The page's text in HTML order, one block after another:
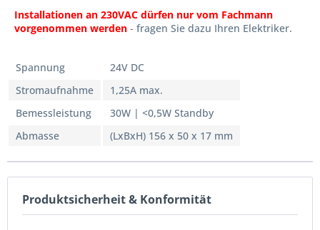
Installationen an 230VAC dürfen nur vom Fachmann
vorgenommen werden - fragen Sie dazu Ihren Elektriker.
Spannung
24V DC
Stromaufnahme
1,25A max.
Bemessleistung
30W | <0,5W Standby
Abmasse
(LxBxH) 156 x 50 x 17 mm
Produktsicherheit & Konformität